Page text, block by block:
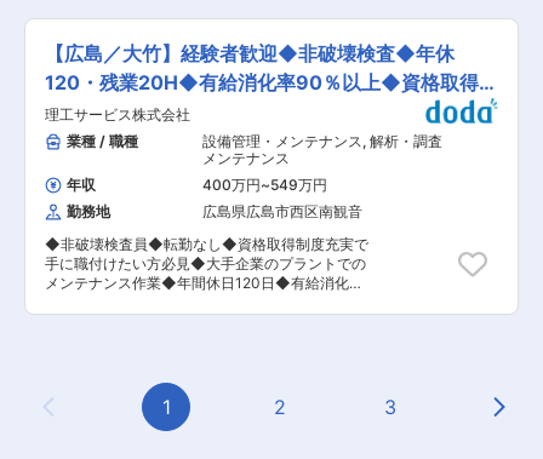
技士につき資格合格一時金あり：500,000円 ＜
案件について＞ ・種類：日常メンテナンス工事、
定修工事、新設工事、建設工事等 ・施工実績：三
井化学（株）市原工場、住友化学（株）市原工場
など ▼企業魅力 ◎東証プライム上場の山九グルー
プの一員のため安定した経営基盤と信頼があり、
大手のお客様からの引き合いがございます。
◎1953年の設立以来、化学プラントを中心に、各
種プラントのメンテナンス工事を手がけ、高度な
信頼性を持つ独自技術を確立しています。 変更の
範囲：会社の定める業務
品質・コスト管理等ご経験に応じて役割や案件の
規模を選定しお任せいたします。 ▼ポジションの
特徴 ◎年休120日で繁忙期以外は土日祝休み！ ◎
勤怠管理を徹底、発注側の働き方改革も含め無駄
な残業減少を徹底。 ◎20代で責任者経験を積むこ
ともでき、資格取得はもちろん若いうちからスキ
ルアップ、年収アップが目指せる環境 ＜案件につ
いて＞ ・種類：日常メンテナンス工事、定修工
事、新設工事、建設工事等 ・施工実績：三井化学
（株）市原工場、住友化学（株）市原工場など ▼
一緒に働くメンバー ・施工管理：30名（20代10
名、30代5名、40代5名、50代5名、60代5名）
・若手が多く活躍中で、同世代と切磋琢磨しなが
ら成長することができます。 ▼研修体制： ・一
人前になるまで、現場責任者がマンツーマンで指
導致します。出張についてはある程度スキルが身
成に力を入れており、モチベーション向上のため
資格手当がございます。 ◇1級施工管理技士（土
【広島／大竹】経験者歓迎◆非破壊検査◆年休
120・残業20H◆有給消化率90％以上◆資格取得応
援◆
理工サービス株式会社
業種 / 職種
設備管理・メンテナンス, 解析・調査
メンテナンス
年収
400万円~549万円
勤務地
広島県広島市西区南観音
◆非破壊検査員◆転勤なし◆資格取得制度充実で
手に職付けたい方必見◆大手企業のプラントでの
メンテナンス作業◆年間休日120日◆有給消化率
視鏡などで検査するのと同じです。最新機器も取
り入れており、ドローン等も使用します。 ■業務
内容 担当エリア内で、チーム（6〜10名で組織
Previous Page
1 2 3